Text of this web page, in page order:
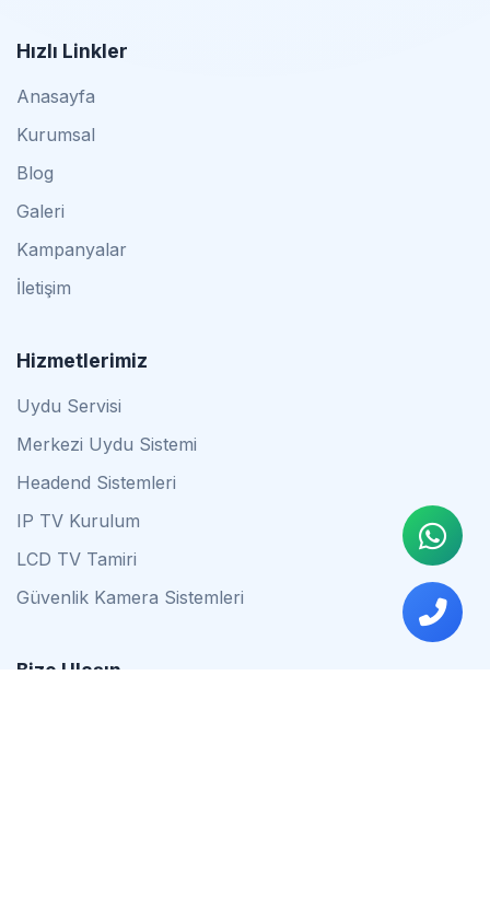
Hızlı Linkler
Anasayfa
Kurumsal
Blog
Galeri
Kampanyalar
İletişim
Hizmetlerimiz
Uydu Servisi
Merkezi Uydu Sistemi
Headend Sistemleri
IP TV Kurulum
LCD TV Tamiri
Güvenlik Kamera Sistemleri
Bize Ulaşın